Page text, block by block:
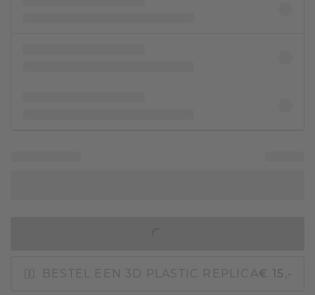
BESTEL EEN 3D PLASTIC REPLICA€ 15,-